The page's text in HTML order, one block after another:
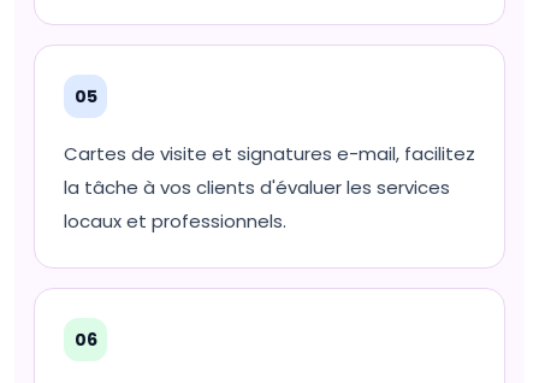
05
Cartes de visite et signatures e-mail, facilitez
la tâche à vos clients d'évaluer les services
locaux et professionnels.
06